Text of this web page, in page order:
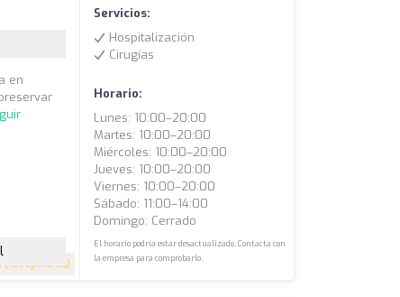
(163 opiniones)
en
Servicios:
Hospitalización
Cirugías
Horario:
Lunes: 10:00–20:00
Martes: 10:00–20:00
Miércoles: 10:00–20:00
Jueves: 10:00–20:00
Viernes: 10:00–20:00
Sábado: 11:00–14:00
Domingo: Cerrado
El horario podría estar desactualizado. Contacta con
la empresa para comprobarlo.